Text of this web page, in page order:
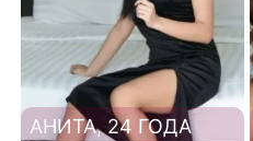
АНИТА, 24 ГОДА